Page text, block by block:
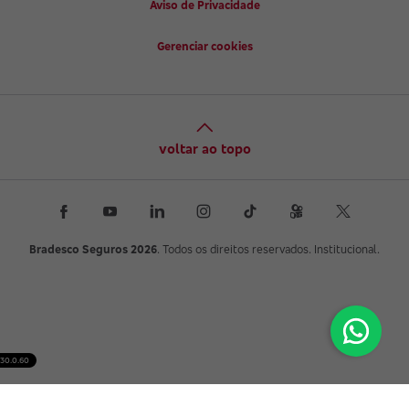
Aviso de Privacidade
Gerenciar cookies
voltar ao topo
Bradesco Seguros 2026. Todos os direitos reservados. Institucional.
30.0.60